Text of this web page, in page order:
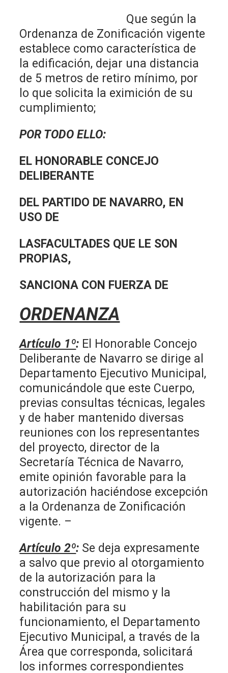
Que según la
Ordenanza de Zonificación vigente
establece como característica de
la edificación, dejar una distancia
de 5 metros de retiro mínimo, por
lo que solicita la eximición de su
cumplimiento;
POR TODO ELLO:
EL HONORABLE CONCEJO
DELIBERANTE
DEL PARTIDO DE NAVARRO, EN
USO DE
LASFACULTADES QUE LE SON
PROPIAS,
SANCIONA CON FUERZA DE
ORDENANZA
Artículo 1º: El Honorable Concejo
Deliberante de Navarro se dirige al
Departamento Ejecutivo Municipal,
comunicándole que este Cuerpo,
previas consultas técnicas, legales
y de haber mantenido diversas
reuniones con los representantes
del proyecto, director de la
Secretaría Técnica de Navarro,
emite opinión favorable para la
autorización haciéndose excepción
a la Ordenanza de Zonificación
vigente. –
Artículo 2º: Se deja expresamente
a salvo que previo al otorgamiento
de la autorización para la
construcción del mismo y la
habilitación para su
funcionamiento, el Departamento
Ejecutivo Municipal, a través de la
Área que corresponda, solicitará
los informes correspondientes